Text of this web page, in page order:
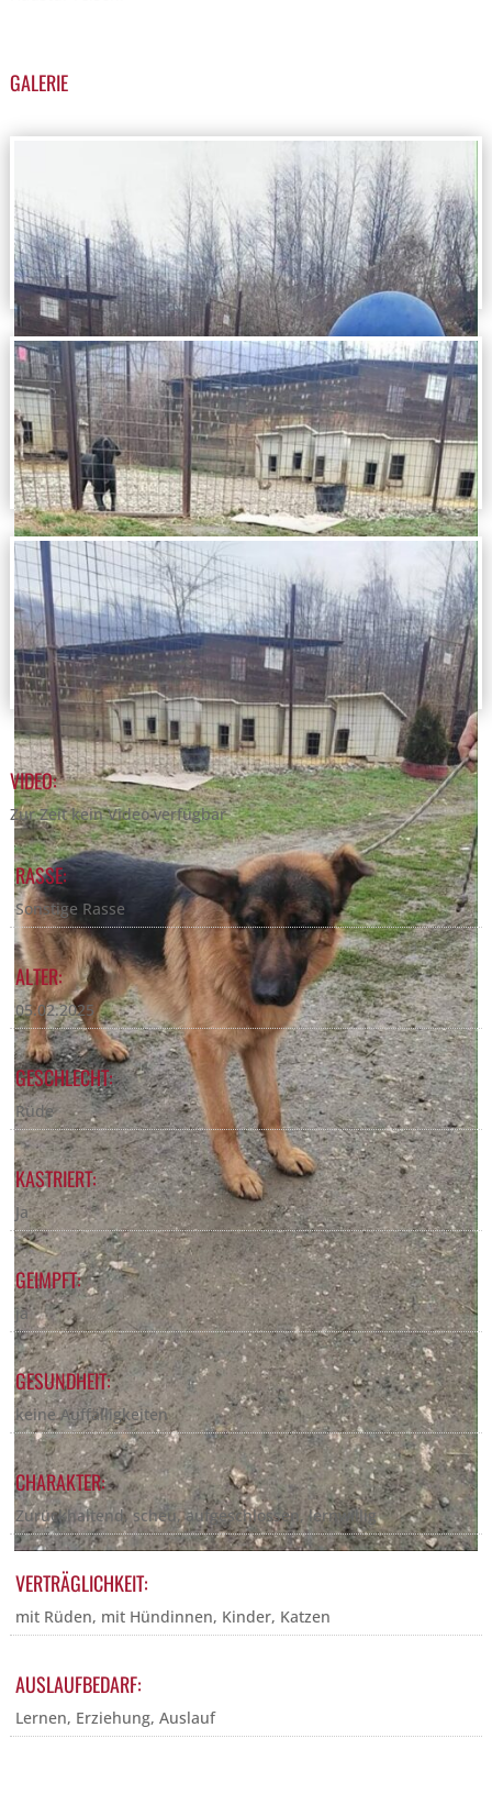
GALERIE
VIDEO:
Zur Zeit kein Video verfügbar
RASSE:
Sonstige Rasse
ALTER:
05.02.2025
GESCHLECHT:
Rüde
KASTRIERT:
Ja
GEIMPFT:
ja
GESUNDHEIT:
keine Auffälligkeiten
CHARAKTER:
Zurückhaltend, scheu, aufgeschlossen, lernwillig
VERTRÄGLICHKEIT:
mit Rüden, mit Hündinnen, Kinder, Katzen
AUSLAUFBEDARF:
Lernen, Erziehung, Auslauf